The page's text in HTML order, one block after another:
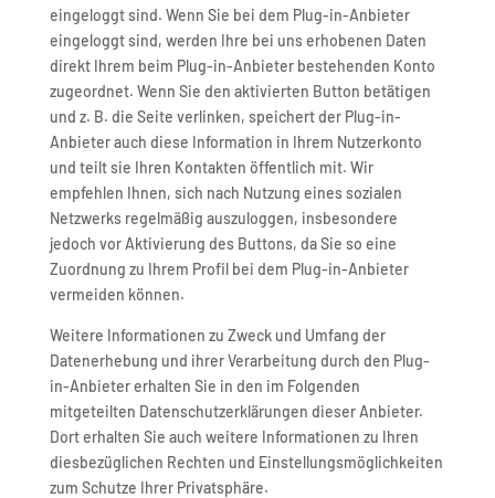
eingeloggt sind. Wenn Sie bei dem Plug-in-Anbieter
eingeloggt sind, werden Ihre bei uns erhobenen Daten
direkt Ihrem beim Plug-in-Anbieter bestehenden Konto
zugeordnet. Wenn Sie den aktivierten Button betätigen
und z. B. die Seite verlinken, speichert der Plug-in-
Anbieter auch diese Information in Ihrem Nutzerkonto
und teilt sie Ihren Kontakten öffentlich mit. Wir
empfehlen Ihnen, sich nach Nutzung eines sozialen
Netzwerks regelmäßig auszuloggen, insbesondere
jedoch vor Aktivierung des Buttons, da Sie so eine
Zuordnung zu Ihrem Profil bei dem Plug-in-Anbieter
vermeiden können.
Weitere Informationen zu Zweck und Umfang der
Datenerhebung und ihrer Verarbeitung durch den Plug-
in-Anbieter erhalten Sie in den im Folgenden
mitgeteilten Datenschutzerklärungen dieser Anbieter.
Dort erhalten Sie auch weitere Informationen zu Ihren
diesbezüglichen Rechten und Einstellungsmöglichkeiten
zum Schutze Ihrer Privatsphäre.